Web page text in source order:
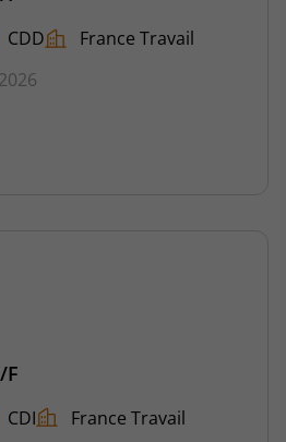
CDD
France Travail
F
CDI
France Travail